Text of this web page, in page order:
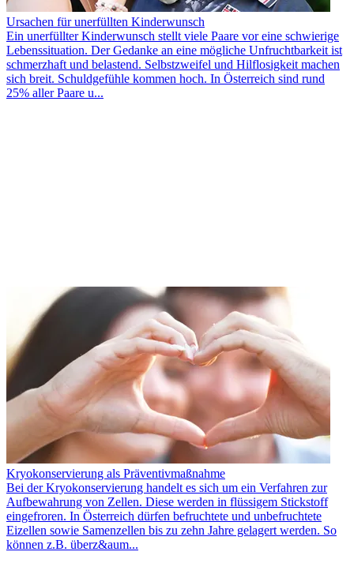
Ursachen für unerfüllten Kinderwunsch
Ein unerfüllter Kinderwunsch stellt viele Paare vor eine schwierige
Lebenssituation. Der Gedanke an eine mögliche Unfruchtbarkeit ist
schmerzhaft und belastend. Selbstzweifel und Hilflosigkeit machen
sich breit. Schuldgefühle kommen hoch. In Österreich sind rund
25% aller Paare u...
Kryokonservierung als Präventivmaßnahme
Bei der Kryokonservierung handelt es sich um ein Verfahren zur
Aufbewahrung von Zellen. Diese werden in flüssigem Stickstoff
eingefroren. In Österreich dürfen befruchtete und unbefruchtete
Eizellen sowie Samenzellen bis zu zehn Jahre gelagert werden. So
können z.B. überz&aum...